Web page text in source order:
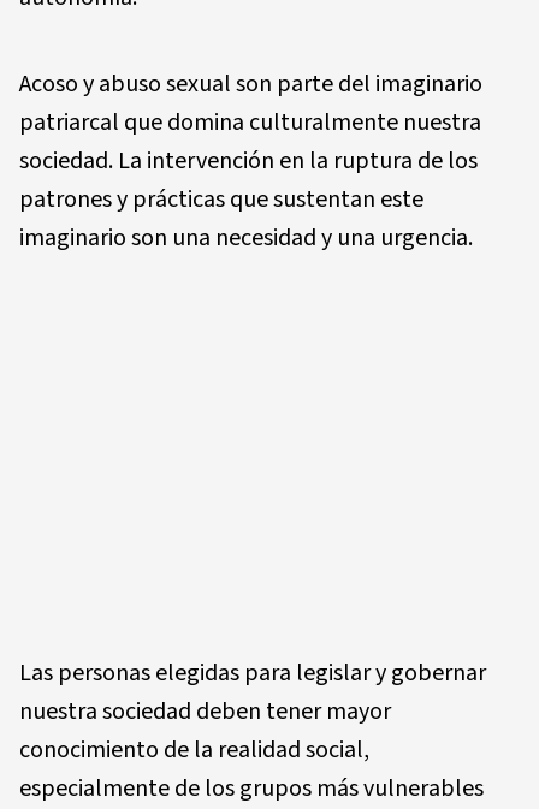
Acoso y abuso sexual son parte del imaginario
patriarcal que domina culturalmente nuestra
sociedad. La intervención en la ruptura de los
patrones y prácticas que sustentan este
imaginario son una necesidad y una urgencia.
Las personas elegidas para legislar y gobernar
nuestra sociedad deben tener mayor
conocimiento de la realidad social,
especialmente de los grupos más vulnerables